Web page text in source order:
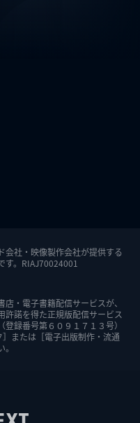
会社・映像製作会社が提供する
す。RIAJ70024001
・電子書籍配信サービスが、
許諾を得た正規版配信サービス
録番号第６０９１７１３号）
または［電子出版制作・流通